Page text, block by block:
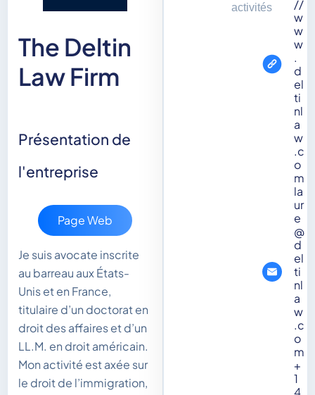
The Deltin
Law Firm
Présentation de
l'entreprise
Page Web
Je suis avocate inscrite
au barreau aux États-
Unis et en France,
titulaire d’un doctorat en
droit des affaires et d’un
LL.M. en droit américain.
Mon activité est axée sur
le droit de l’immigration,
activités
//
w
w
w
.
d
el
ti
nl
a
w
.c
o
m
la
ur
e
@
d
el
ti
nl
a
w
.c
o
m
+
1
4